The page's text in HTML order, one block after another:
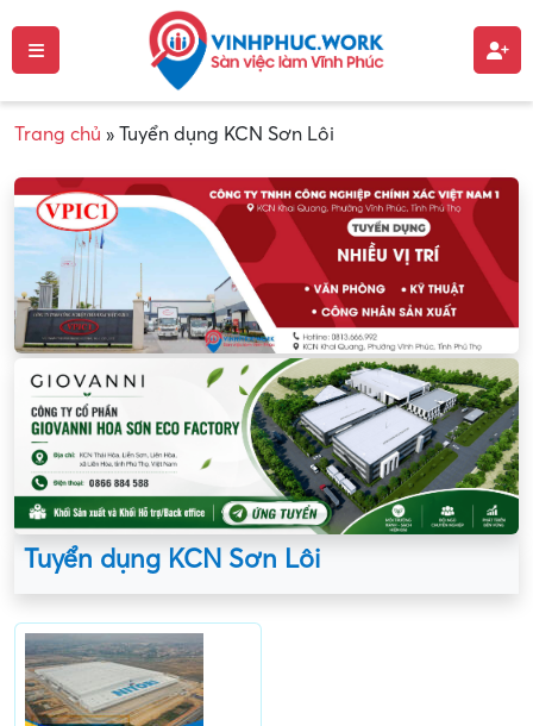
Trang chủ » Tuyển dụng KCN Sơn Lôi
Tuyển dụng KCN Sơn Lôi